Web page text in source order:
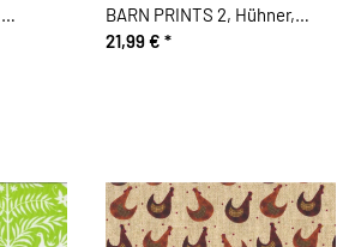
BARN PRINTS 2, Hühner,
grau, Benartex
21,99 € *